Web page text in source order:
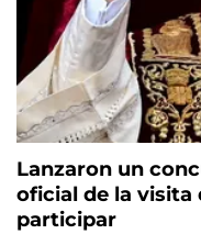
Lanzaron un
oficial de la visita
participar